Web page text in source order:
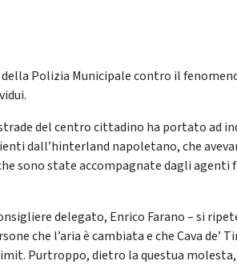
Polizia Municipale contro il
del centro cittadino ha portato ad
dall’hinterland napoletano, che
sono state accompagnate dagli agenti
delegato, Enrico Farano – si
che l’aria è cambiata e che Cava de’
Purtroppo, dietro la questua